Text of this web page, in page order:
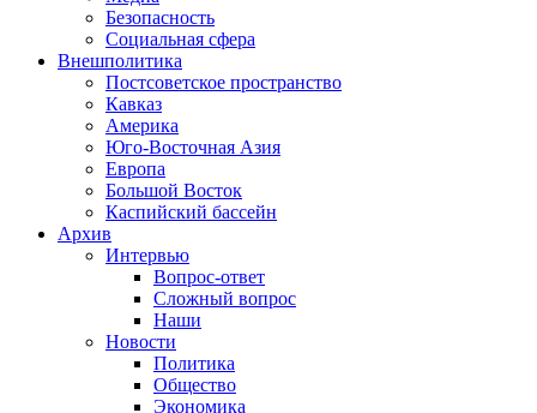
Безопасность
Социальная сфера
Внешполитика
Постсоветское пространство
Кавказ
Америка
Юго-Восточная Азия
Европа
Большой Восток
Каспийский бассейн
Архив
Интервью
Вопрос-ответ
Сложный вопрос
Наши
Новости
Политика
Общество
Экономика